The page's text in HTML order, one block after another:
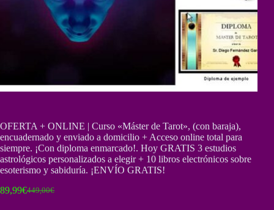
OFERTA + ONLINE | Curso «Máster de Tarot», (con baraja),
encuadernado y enviado a domicilio + Acceso online total para
siempre. ¡Con diploma enmarcado!. Hoy GRATIS 3 estudios
astrológicos personalizados a elegir + 10 libros electrónicos sobre
esoterismo y sabiduría. ¡ENVÍO GRATIS!
449,00€
El
89,99€El